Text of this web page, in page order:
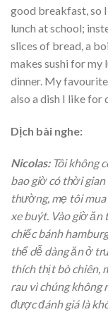
good breakfast, so
lunch at school;
slices of bread, a
makes sushi for my
dinner. My
also a dish I like for
Dịch bài nghe:
Nicolas:Tôi không
bao giờ có thời
thường, mẹ tôi
xe buýt. Vào giờ
chiếc bánh
thể dễ dàng ăn ở
thích thịt bò chiên,
rau vì chúng không
được đánh giá là